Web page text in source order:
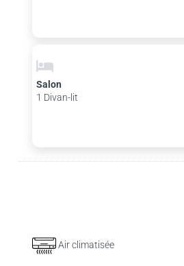
Salon
1 Divan-lit
Air climatisée